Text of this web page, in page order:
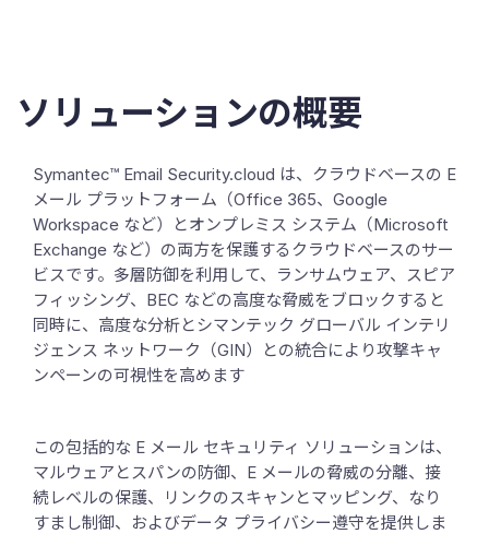
ソリューションの概要
Symantec™ Email Security.cloud は、クラウドベースの E
メール プラットフォーム（Office 365、Google
Workspace など）とオンプレミス システム（Microsoft
Exchange など）の両方を保護するクラウドベースのサー
ビスです。多層防御を利用して、ランサムウェア、スピア
フィッシング、BEC などの高度な脅威をブロックすると
同時に、高度な分析とシマンテック グローバル インテリ
ジェンス ネットワーク（GIN）との統合により攻撃キャ
ンペーンの可視性を高めます
この包括的な E メール セキュリティ ソリューションは、
マルウェアとスパンの防御、E メールの脅威の分離、接
続レベルの保護、リンクのスキャンとマッピング、なり
すまし制御、およびデータ プライバシー遵守を提供しま